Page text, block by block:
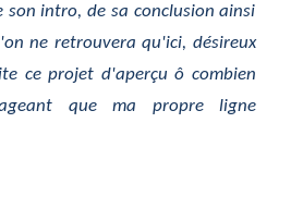
intro, de sa conclusion ainsi
ne retrouvera qu'ici, désireux
ce projet d'aperçu ô combien
que ma propre ligne